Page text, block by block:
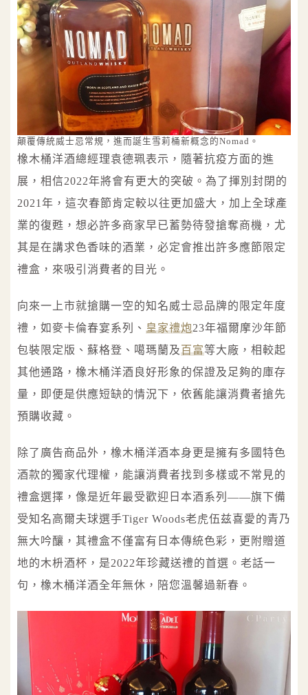
顛覆傳統威士忌常規，進而誕生雪莉桶新概念的Nomad。
橡木桶洋酒總經理袁德珮表示，隨著抗疫方面的進
展，相信2022年將會有更大的突破。為了揮別封閉的
2021年，這次春節肯定較以往更加盛大，加上全球產
業的復甦，想必許多商家早已蓄勢待發搶奪商機，尤
其是在講求色香味的酒業，必定會推出許多應節限定
禮盒，來吸引消費者的目光。
向來一上市就搶購一空的知名威士忌品牌的限定年度
禮，如麥卡倫春宴系列、 皇家禮炮23年福爾摩沙年節
包裝限定版、蘇格登、噶瑪蘭及百富等大廠，相較起
其他通路，橡木桶洋酒良好形象的保證及足夠的庫存
量，即便是供應短缺的情況下，依舊能讓消費者搶先
預購收藏。
除了廣告商品外，橡木桶洋酒本身更是擁有多國特色
酒款的獨家代理權，能讓消費者找到多樣或不常見的
禮盒選擇，像是近年最受歡迎日本酒系列——旗下備
受知名高爾夫球選手Tiger Woods老虎伍兹喜愛的青乃
無大吟釀，其禮盒不僅富有日本傳統色彩，更附贈道
地的木枡酒杯，是2022年珍藏送禮的首選。老話一
句，橡木桶洋酒全年無休，陪您溫馨過新春。